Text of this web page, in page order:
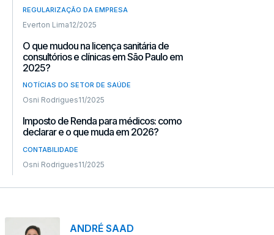
REGULARIZAÇÃO DA EMPRESA
Everton Lima12/2025
O que mudou na licença sanitária de
consultórios e clínicas em São Paulo em
2025?
NOTÍCIAS DO SETOR DE SAÚDE
Osni Rodrigues11/2025
Imposto de Renda para médicos: como
declarar e o que muda em 2026?
CONTABILIDADE
Osni Rodrigues11/2025
ANDRÉ SAAD